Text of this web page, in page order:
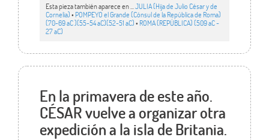
Esta pieza también aparece en ... JULIA (Hija de Julio César y de
Cornelia)• POMPEYO el Grande (Cónsul de la República de Roma)
(70-69 aC )(55-54 aC)(52-51 aC)• ROMA (REPÚBLICA) (509 aC -
27 aC)
En la primavera de este año.
CÉSAR vuelve a organizar otra
expedición a la isla de Britania.